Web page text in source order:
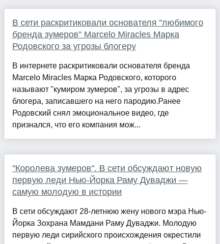
В сети раскритиковали основателя "любимого
бренда зумеров" Marcelo Miracles Марка
Родовского за угрозы блогеру
В интернете раскритиковали основателя бренда
Marcelo Miracles Марка Родовского, которого
называют "кумиром зумеров", за угрозы в адрес
блогера, записавшего на него пародию.Ранее
Родовский снял эмоциональное видео, где
признался, что его компания мож...
"Королева зумеров". В сети обсуждают новую
первую леди Нью-Йорка Раму Дуваджи —
самую молодую в истории
В сети обсуждают 28-летнюю жену нового мэра Нью-
Йорка Зохрана Мамдани Раму Дуваджи. Молодую
первую леди сирийского происхождения окрестили